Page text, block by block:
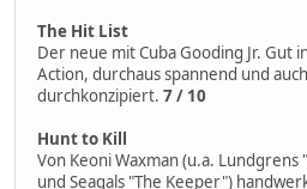
The Hit List
Der neue mit Cuba Gooding Jr. Gut
Action, durchaus spannend und
durchkonzipiert. 7 / 10
Hunt to Kill
Von Keoni Waxman (u.a. Lundgrens
und Seagals "The Keeper")